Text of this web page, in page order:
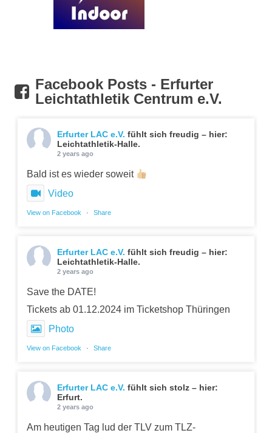
Facebook Posts - Erfurter
Leichtathletik Centrum e.V.
Erfurter LAC e.V. fühlt sich freudig – hier:
Leichtathletik-Halle.
2 years ago
Bald ist es wieder soweit
Video
View on Facebook · Share
Erfurter LAC e.V. fühlt sich freudig – hier:
Leichtathletik-Halle.
2 years ago
Save the DATE!
Tickets ab 01.12.2024 im Ticketshop Thüringen
Photo
View on Facebook · Share
Erfurter LAC e.V. fühlt sich stolz – hier:
Erfurt.
2 years ago
Am heutigen Tag lud der TLV zum TLZ-